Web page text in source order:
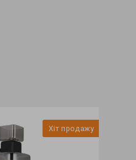
Хіт продажу